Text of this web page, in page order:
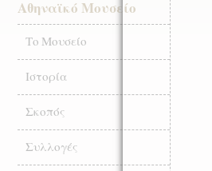
Αθηναϊκό Μουσείο
Το Μουσείο
Ιστορία
Σκοπός
Συλλογές